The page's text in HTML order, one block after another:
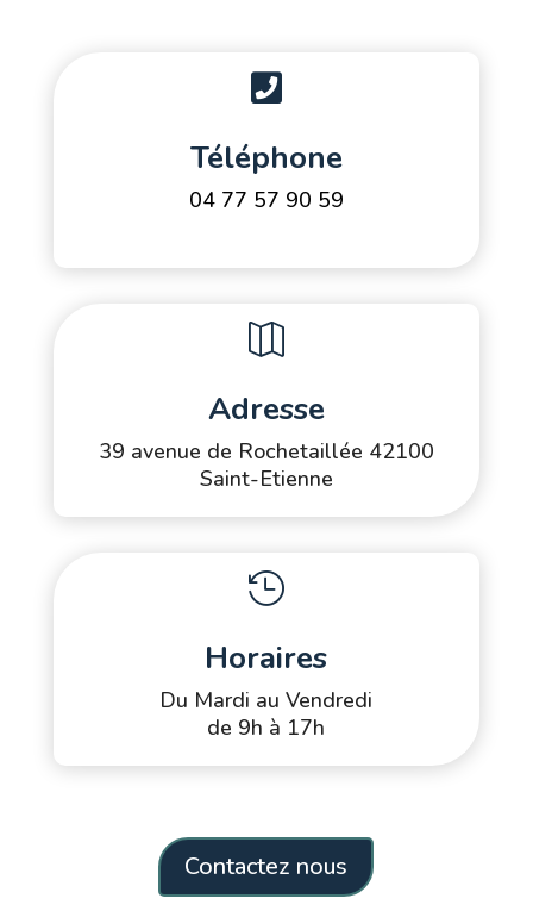

Téléphone
04 77 57 90 59

Adresse
39 avenue de Rochetaillée 42100
Saint-Etienne

Horaires
Du Mardi au Vendredi
de 9h à 17h
Contactez nous